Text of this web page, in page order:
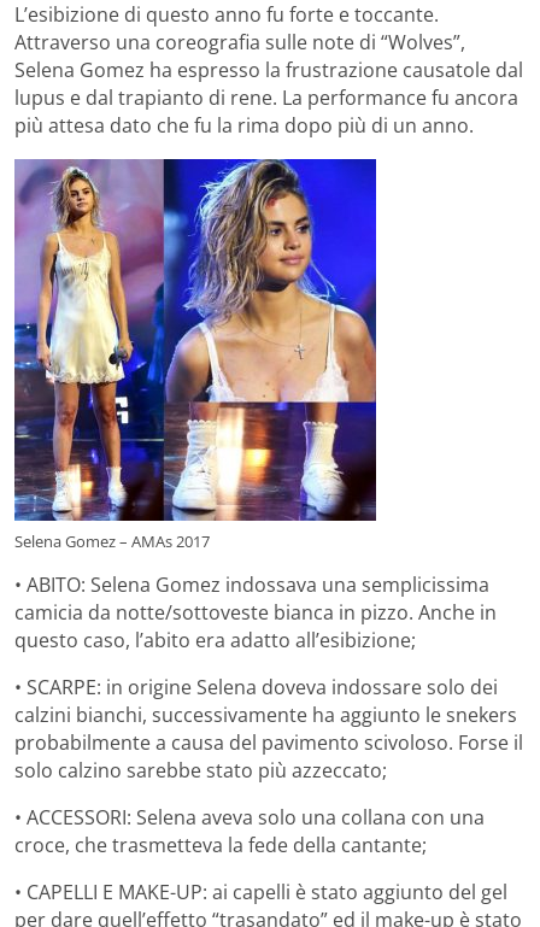
L’esibizione di questo anno fu forte e toccante.
Attraverso una coreografia sulle note di “Wolves”,
Selena Gomez ha espresso la frustrazione causatole dal
lupus e dal trapianto di rene. La performance fu ancora
più attesa dato che fu la rima dopo più di un anno.
Selena Gomez – AMAs 2017
• ABITO: Selena Gomez indossava una semplicissima
camicia da notte/sottoveste bianca in pizzo. Anche in
questo caso, l’abito era adatto all’esibizione;
• SCARPE: in origine Selena doveva indossare solo dei
calzini bianchi, successivamente ha aggiunto le snekers
probabilmente a causa del pavimento scivoloso. Forse il
solo calzino sarebbe stato più azzeccato;
• ACCESSORI: Selena aveva solo una collana con una
croce, che trasmetteva la fede della cantante;
• CAPELLI E MAKE-UP: ai capelli è stato aggiunto del gel
per dare quell’effetto “trasandato” ed il make-up è stato